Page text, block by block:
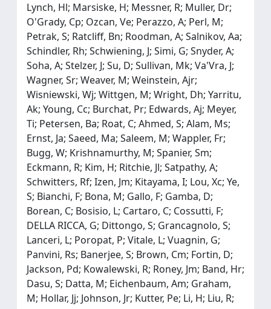
Lynch, Hl; Marsiske, H; Messner, R; Muller, Dr;
O'Grady, Cp; Ozcan, Ve; Perazzo, A; Perl, M;
Petrak, S; Ratcliff, Bn; Roodman, A; Salnikov, Aa;
Schindler, Rh; Schwiening, J; Simi, G; Snyder, A;
Soha, A; Stelzer, J; Su, D; Sullivan, Mk; Va'Vra, J;
Wagner, Sr; Weaver, M; Weinstein, Ajr;
Wisniewski, Wj; Wittgen, M; Wright, Dh; Yarritu,
Ak; Young, Cc; Burchat, Pr; Edwards, Aj; Meyer,
Ti; Petersen, Ba; Roat, C; Ahmed, S; Alam, Ms;
Ernst, Ja; Saeed, Ma; Saleem, M; Wappler, Fr;
Bugg, W; Krishnamurthy, M; Spanier, Sm;
Eckmann, R; Kim, H; Ritchie, Jl; Satpathy, A;
Schwitters, Rf; Izen, Jm; Kitayama, I; Lou, Xc; Ye,
S; Bianchi, F; Bona, M; Gallo, F; Gamba, D;
Borean, C; Bosisio, L; Cartaro, C; Cossutti, F;
DELLA RICCA, G; Dittongo, S; Grancagnolo, S;
Lanceri, L; Poropat, P; Vitale, L; Vuagnin, G;
Panvini, Rs; Banerjee, S; Brown, Cm; Fortin, D;
Jackson, Pd; Kowalewski, R; Roney, Jm; Band, Hr;
Dasu, S; Datta, M; Eichenbaum, Am; Graham,
M; Hollar, Jj; Johnson, Jr; Kutter, Pe; Li, H; Liu, R;